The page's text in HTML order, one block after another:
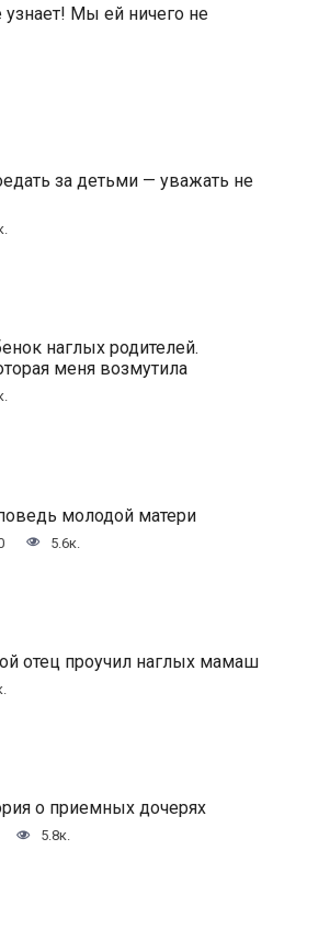
Мы ей ничего не
за детьми — уважать не
наглых родителей.
меня возмутила
молодой матери
5.6к.
отец проучил наглых мамаш
о приемных дочерях
5.8к.